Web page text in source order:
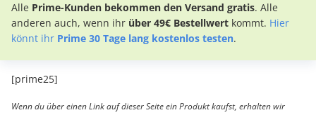
Alle Prime-Kunden bekommen den Versand gratis. Alle
anderen auch, wenn ihr über 49€ Bestellwert kommt. Hier
könnt ihr Prime 30 Tage lang kostenlos testen.
[prime25]
Wenn du über einen Link auf dieser Seite ein Produkt kaufst, erhalten wir